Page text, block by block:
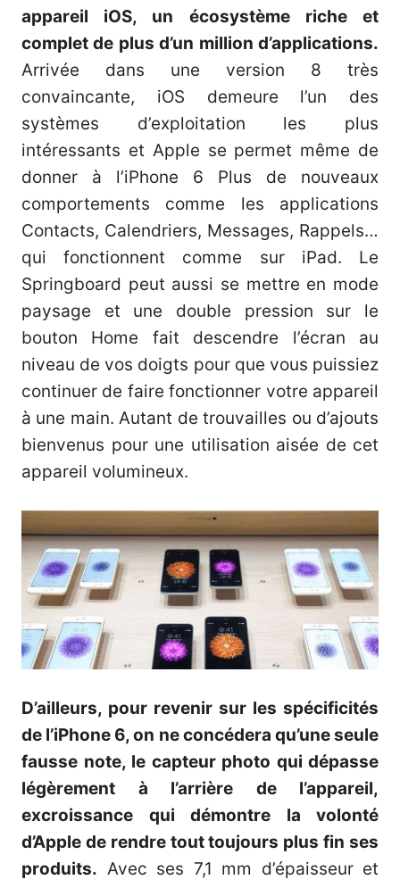
appareil iOS, un écosystème riche et
complet de plus d’un million d’applications.
Arrivée dans une version 8 très
convaincante, iOS demeure l’un des
systèmes d’exploitation les plus
intéressants et Apple se permet même de
donner à l’iPhone 6 Plus de nouveaux
comportements comme les applications
Contacts, Calendriers, Messages, Rappels…
qui fonctionnent comme sur iPad. Le
Springboard peut aussi se mettre en mode
paysage et une double pression sur le
bouton Home fait descendre l’écran au
niveau de vos doigts pour que vous puissiez
continuer de faire fonctionner votre appareil
à une main. Autant de trouvailles ou d’ajouts
bienvenus pour une utilisation aisée de cet
appareil volumineux.
D’ailleurs, pour revenir sur les spécificités
de l’iPhone 6, on ne concédera qu’une seule
fausse note, le capteur photo qui dépasse
légèrement à l’arrière de l’appareil,
excroissance qui démontre la volonté
d’Apple de rendre tout toujours plus fin ses
produits. Avec ses 7,1 mm d’épaisseur et